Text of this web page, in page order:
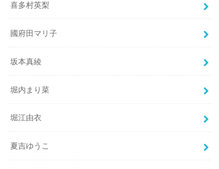
喜多村英梨
國府田マリ子
坂本真綾
堀内まり菜
堀江由衣
夏吉ゆうこ